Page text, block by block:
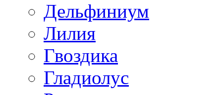
Дельфиниум
Лилия
Гвоздика
Гладиолус